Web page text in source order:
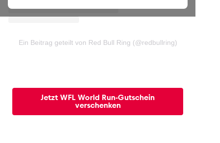
Ein Beitrag geteilt von Red Bull Ring (@redbullring)
Jetzt WFL World Run-Gutschein
verschenken